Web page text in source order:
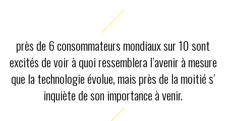
près de 6 consommateurs mondiaux sur 10 sont
excités de voir à quoi ressemblera l’avenir à mesure
que la technologie évolue, mais près de la moitié s’
inquiète de son importance à venir.